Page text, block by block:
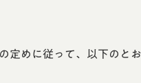
めに従って、以下のと